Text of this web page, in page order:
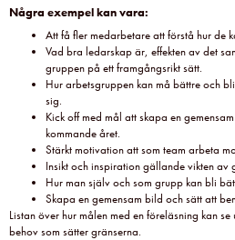
Några exempel kan vara:
Att få fler medarbetare att förstå hur de
Vad bra ledarskap är, effekten av det
gruppen på ett framgångsrikt sätt.
Hur arbetsgruppen kan må bättre och
sig.
Kick off med mål att skapa en
kommande året.
Stärkt motivation att som team arbeta
Insikt och inspiration gällande vikten av
Hur man själv och som grupp kan bli
Skapa en gemensam bild och sätt att
Listan över hur målen med en föreläsning kan
behov som sätter gränserna.